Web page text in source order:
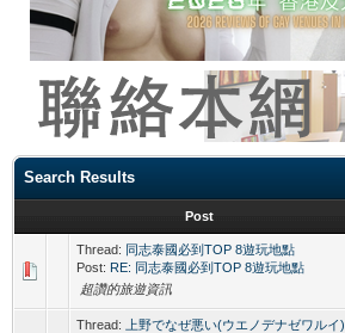
Search Results
Post
Thread: 同志泰國必到TOP 8遊玩地點
Post: RE: 同志泰國必到TOP 8遊玩地點
超讚的旅遊資訊
Thread:
上野でなぜ悪い(ウエノデナゼワルイ)